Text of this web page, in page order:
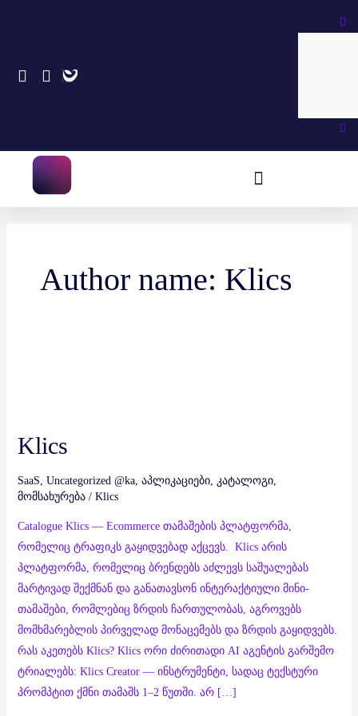
Author name: Klics
Klics
SaaS, Uncategorized @ka, აპლიკაციები, კატალოგი,
მომსახურება/ Klics
Catalogue Klics — Ecommerce თამაშების პლატფორმა,
რომელიც ტრაფიკს გაყიდვებად აქცევს. Klics არის
პლატფორმა, რომელიც ბრენდებს აძლევს საშუალებას
მარტივად შექმნან და განათავსონ ინტერაქტიული მინი-
თამაშები, რომლებიც ზრდის ჩართულობას, აგროვებს
მომხმარებლის პირველად მონაცემებს და ზრდის გაყიდვებს.
რას აკეთებს Klics? Klics ორი ძირითადი AI აგენტის გარშემო
ტრიალებს: Klics Creator — ინსტრუმენტი, სადაც ტექსტური
პრომპტით ქმნი თამაშს 1–2 წუთში. არ […]